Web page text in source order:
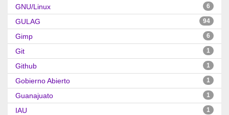
GNU/Linux 6
GULAG 94
Gimp 6
Git 1
Github 1
Gobierno Abierto 1
Guanajuato 1
IAU 1